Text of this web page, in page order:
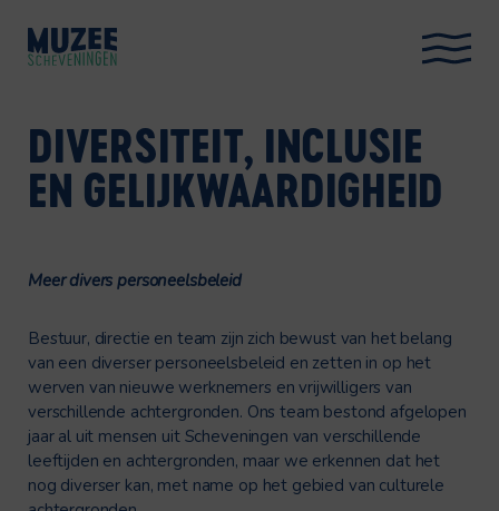
DIVERSITEIT, INCLUSIE
EN GELIJKWAARDIGHEID
Meer divers personeelsbeleid
Bestuur, directie en team zijn zich bewust van het belang
van een diverser personeelsbeleid en zetten in op het
werven van nieuwe werknemers en vrijwilligers van
verschillende achtergronden. Ons team bestond afgelopen
jaar al uit mensen uit Scheveningen van verschillende
leeftijden en achtergronden, maar we erkennen dat het
nog diverser kan, met name op het gebied van culturele